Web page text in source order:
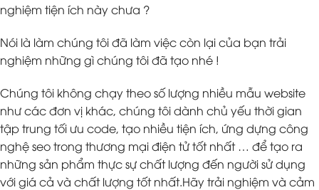
nghiệm tiện ích này chưa ?
Nói là làm chúng tôi đã làm việc còn lại của bạn trải
nghiệm những gì chúng tôi đã tạo nhé !
Chúng tôi không chạy theo số lượng nhiều mẫu website
như các đơn vị khác, chúng tôi dành chủ yếu thời gian
tập trung tối ưu code, tạo nhiều tiện ích, ứng dựng công
nghệ seo trong thương mại điện tử tốt nhất … để tạo ra
những sản phẩm thực sự chất lượng đến người sử dụng
với giá cả và chất lượng tốt nhất.Hãy trải nghiệm và cảm